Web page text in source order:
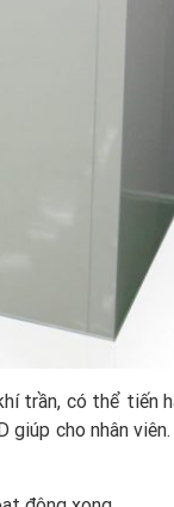
trần, có thể tiến
cho nhân